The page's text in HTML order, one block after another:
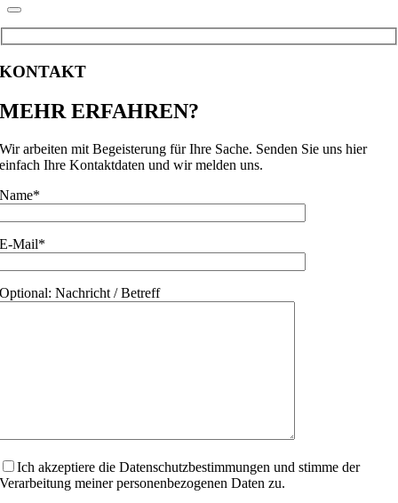
KONTAKT
MEHR ERFAHREN?
Wir arbeiten mit Begeisterung für Ihre Sache. Senden Sie uns hier
einfach Ihre Kontaktdaten und wir melden uns.
Name*
E-Mail*
Optional: Nachricht / Betreff
Ich akzeptiere die Datenschutzbestimmungen und stimme der
Verarbeitung meiner personenbezogenen Daten zu.